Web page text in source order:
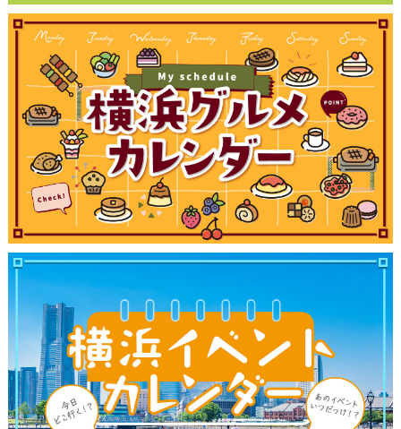
観光ガイド
ランキング
ブログ記事
サイトについて